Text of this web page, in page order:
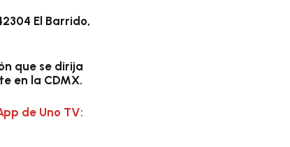
El Barrido,
que se dirija
en la CDMX.
de Uno TV: